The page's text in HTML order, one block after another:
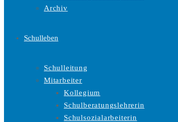
Archiv
Schulleben
Schulleitung
Mitarbeiter
Kollegium
Schulberatungslehrerin
Schulsozialarbeiterin